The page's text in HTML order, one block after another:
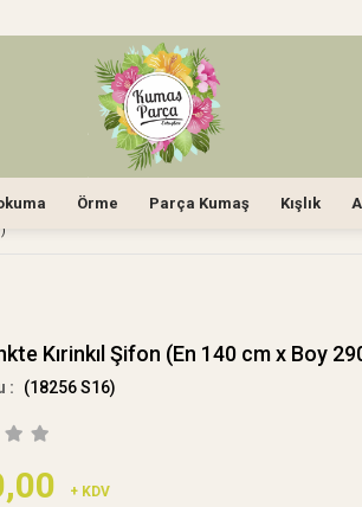
Örme Parça Kumaş Kışlık
Kırinkıl Şifon (En 140 cm x Boy
(18256 S16)
+ KDV